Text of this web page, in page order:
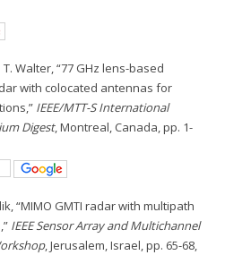
T. Walter, “77 GHz lens-based
with colocated antennas for
IEEE/MTT-S International
Digest, Montreal, Canada, pp. 1-
“MIMO GMTI radar with multipath
IEEE Sensor Array and Multichannel
, Jerusalem, Israel, pp. 65-68,